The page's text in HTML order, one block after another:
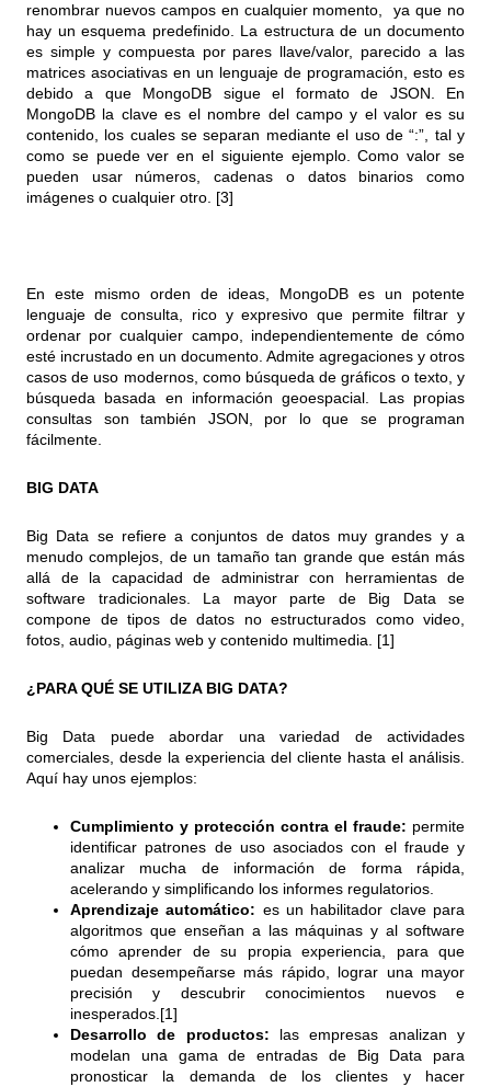
renombrar nuevos campos en cualquier momento, ​ ya que no
hay un esquema predefinido. La estructura de un documento
es simple y compuesta por pares llave/valor, parecido a las
matrices asociativas en un lenguaje de programación, esto es
debido a que MongoDB sigue el formato de JSON. En
MongoDB la clave es el nombre del campo y el valor es su
contenido, los cuales se separan mediante el uso de “:”, tal y
como se puede ver en el siguiente ejemplo. Como valor se
pueden usar números, cadenas o datos binarios como
imágenes o cualquier otro. [3]
En este mismo orden de ideas, MongoDB es un potente
lenguaje de consulta, rico y expresivo que permite filtrar y
ordenar por cualquier campo, independientemente de cómo
esté incrustado en un documento. Admite agregaciones y otros
casos de uso modernos, como búsqueda de gráficos o texto, y
búsqueda basada en información geoespacial. Las propias
consultas son también JSON, por lo que se programan
fácilmente.
BIG DATA
Big Data se refiere a conjuntos de datos muy grandes y a
menudo complejos, de un tamaño tan grande que están más
allá de la capacidad de administrar con herramientas de
software tradicionales. La mayor parte de Big Data se
compone de tipos de datos no estructurados como video,
fotos, audio, páginas web y contenido multimedia. [1]
¿PARA QUÉ SE UTILIZA BIG DATA?
Big Data puede abordar una variedad de actividades
comerciales, desde la experiencia del cliente hasta el análisis.
Aquí hay unos ejemplos:
Cumplimiento y protección contra el fraude: permite
identificar patrones de uso asociados con el fraude y
analizar mucha de información de forma rápida,
acelerando y simplificando los informes regulatorios.
Aprendizaje automático: es un habilitador clave para
algoritmos que enseñan a las máquinas y al software
cómo aprender de su propia experiencia, para que
puedan desempeñarse más rápido, lograr una mayor
precisión y descubrir conocimientos nuevos e
inesperados.[1]
Desarrollo de productos: las empresas analizan y
modelan una gama de entradas de Big Data para
pronosticar la demanda de los clientes y hacer